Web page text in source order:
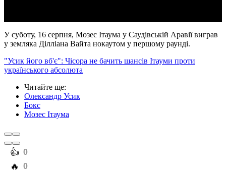
У суботу, 16 серпня, Мозес Ітаума у Саудівській Аравії виграв
у земляка Ділліана Вайта нокаутом у першому раунді.
"Усик його вб'є": Чісора не бачить шансів Ітауми проти
українського абсолюта
Читайте ще:
Олександр Усик
Бокс
Мозес Ітаума
️👍 0
️🔥 0